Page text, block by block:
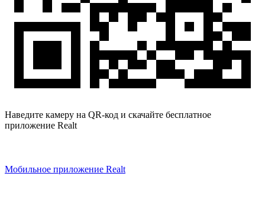
Наведите камеру на QR-код и скачайте бесплатное
приложение Realt
Мобильное приложение Realt